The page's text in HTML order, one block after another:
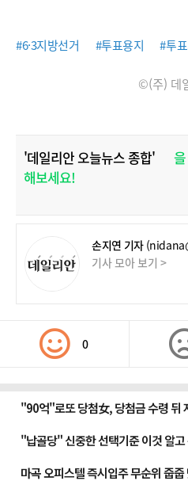
#6·3지방선거 #투표용지 #투
©(주) 데
'데일리안 오늘뉴스 종합'
해보세요!
손지연 기자
기사 모아 보기 >
0